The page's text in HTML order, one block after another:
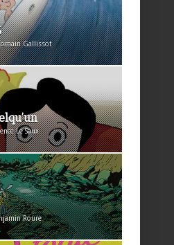
Gallissot
Le Saux
Roure